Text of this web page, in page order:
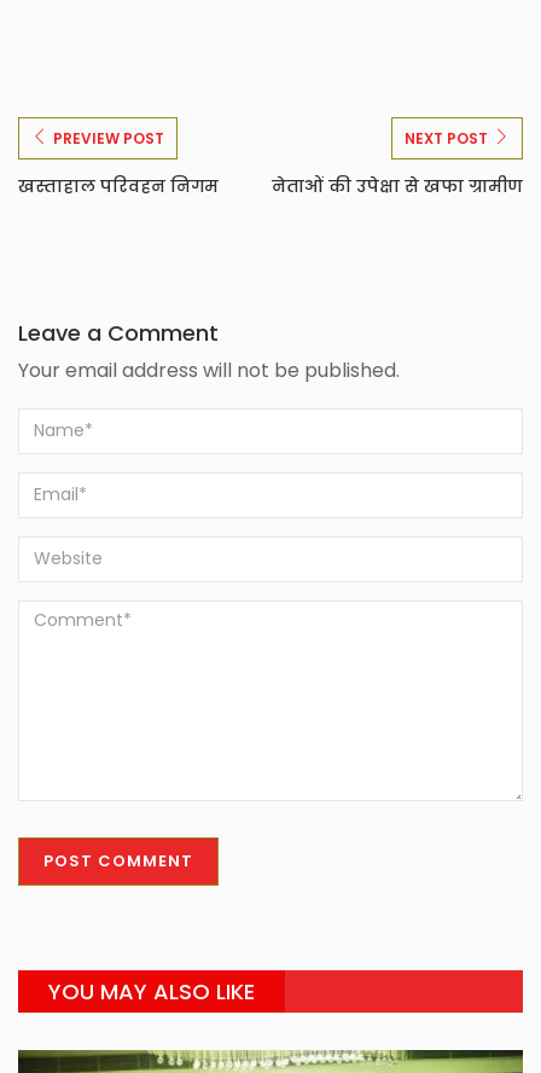
PREVIEW POST
खस्ताहाल परिवहन निगम
NEXT POST
नेताओं की उपेक्षा से खफा ग्रामीण
Leave a Comment
Your email address will not be published.
YOU MAY ALSO LIKE